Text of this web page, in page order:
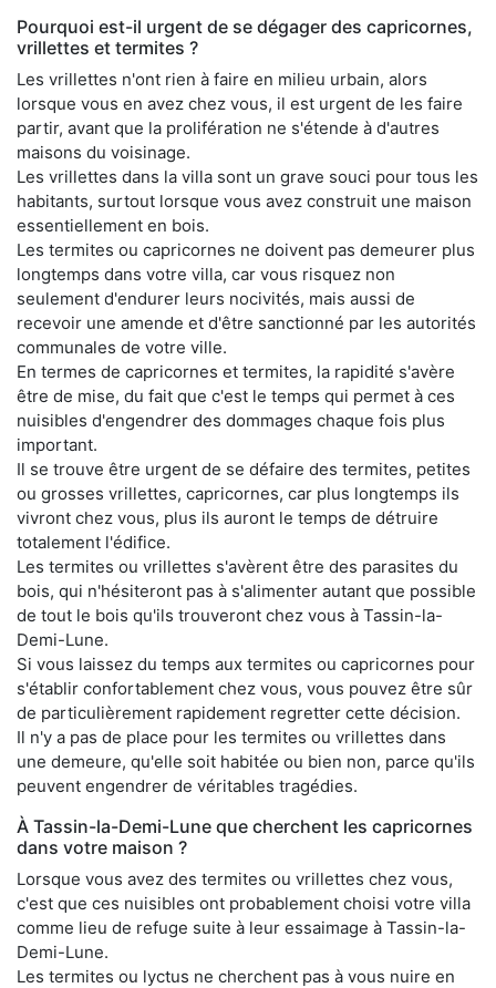
Pourquoi est-il urgent de se dégager des capricornes,
vrillettes et termites ?
Les vrillettes n'ont rien à faire en milieu urbain, alors
lorsque vous en avez chez vous, il est urgent de les faire
partir, avant que la prolifération ne s'étende à d'autres
maisons du voisinage.
Les vrillettes dans la villa sont un grave souci pour tous les
habitants, surtout lorsque vous avez construit une maison
essentiellement en bois.
Les termites ou capricornes ne doivent pas demeurer plus
longtemps dans votre villa, car vous risquez non
seulement d'endurer leurs nocivités, mais aussi de
recevoir une amende et d'être sanctionné par les autorités
communales de votre ville.
En termes de capricornes et termites, la rapidité s'avère
être de mise, du fait que c'est le temps qui permet à ces
nuisibles d'engendrer des dommages chaque fois plus
important.
Il se trouve être urgent de se défaire des termites, petites
ou grosses vrillettes, capricornes, car plus longtemps ils
vivront chez vous, plus ils auront le temps de détruire
totalement l'édifice.
Les termites ou vrillettes s'avèrent être des parasites du
bois, qui n'hésiteront pas à s'alimenter autant que possible
de tout le bois qu'ils trouveront chez vous à Tassin-la-
Demi-Lune.
Si vous laissez du temps aux termites ou capricornes pour
s'établir confortablement chez vous, vous pouvez être sûr
de particulièrement rapidement regretter cette décision.
Il n'y a pas de place pour les termites ou vrillettes dans
une demeure, qu'elle soit habitée ou bien non, parce qu'ils
peuvent engendrer de véritables tragédies.
À Tassin-la-Demi-Lune que cherchent les capricornes
dans votre maison ?
Lorsque vous avez des termites ou vrillettes chez vous,
c'est que ces nuisibles ont probablement choisi votre villa
comme lieu de refuge suite à leur essaimage à Tassin-la-
Demi-Lune.
Les termites ou lyctus ne cherchent pas à vous nuire en